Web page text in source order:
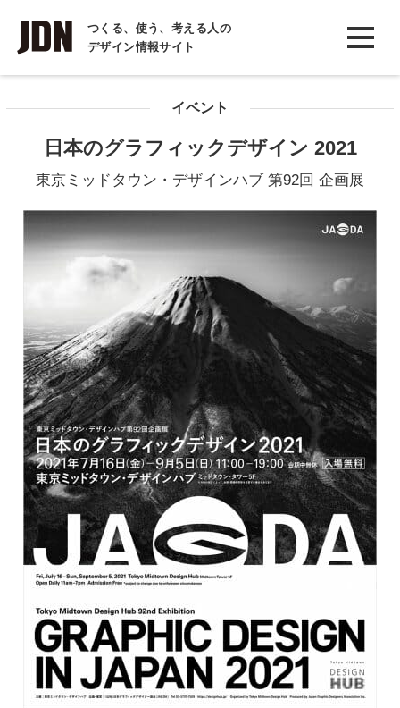
つくる、使う、考える人の
デザイン情報サイト
INTERVIEW
インタビュー
COLUMN
イベント
日本のグラフィックデザイン 2021
東京ミッドタウン・デザインハブ 第92回 企画展